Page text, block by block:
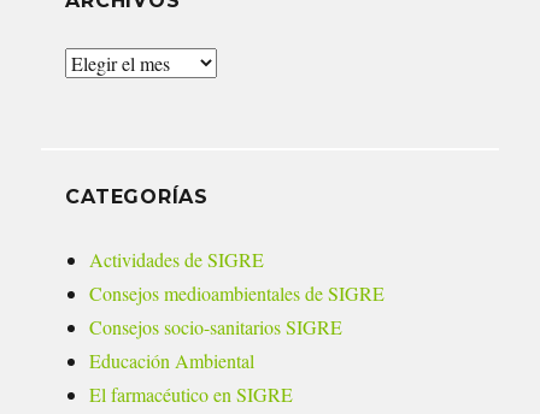
Archivos
CATEGORÍAS
Actividades de SIGRE
Consejos medioambientales de SIGRE
Consejos socio-sanitarios SIGRE
Educación Ambiental
El farmacéutico en SIGRE